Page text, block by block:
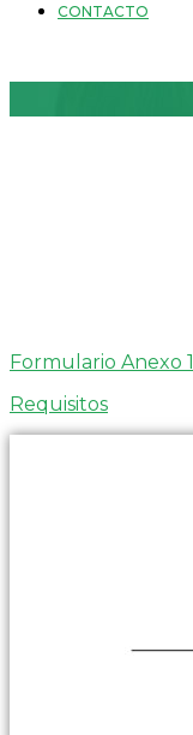
CONTACTO
Formulario Anexo 1
Requisitos